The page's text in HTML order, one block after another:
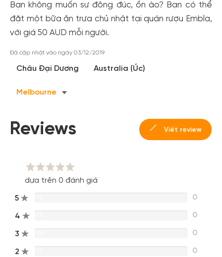
Bạn không muốn sự đông đúc, ồn ào? Bạn có thể
đặt một bữa ăn trưa chủ nhật tại quán rượu Embla,
với giá 50 AUD mỗi người.
Đã cập nhật vào ngày 03/12/2019
Châu Đại Dương Australia (Úc)
Melbourne
Reviews Viết review
dựa trên 0 đánh giá
5 0
4 0
3 0
2 0
Tạo tài khoản nhanh - nhận nhiều ưu
đãi!
Tạo tài khoản để có thể
dành cho thành viên đến từ các đối tác của Gody.vn dành